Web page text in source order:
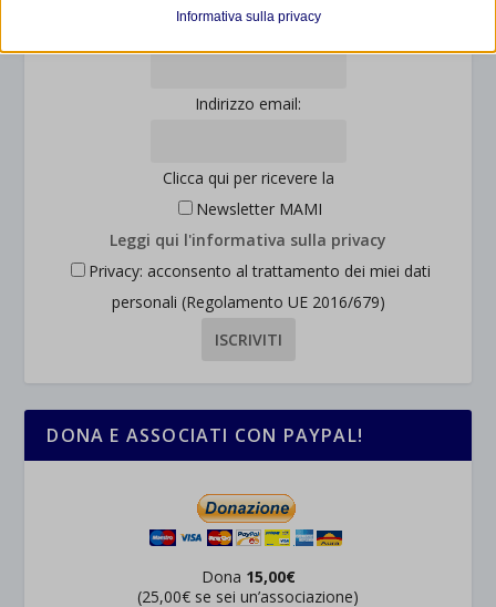
Cognome:
Indirizzo email:
Clicca qui per ricevere la
Newsletter MAMI
Leggi qui l'informativa sulla privacy
Privacy: acconsento al trattamento dei miei dati
personali (Regolamento UE 2016/679)
DONA E ASSOCIATI CON PAYPAL!
Dona 15,00€
(25,00€ se sei un’associazione)
interagiscono con il nostro sito web.
rientrano nelle altre categorie specifiche o che non sono stati
esplicitamente categorizzati.
Mostra dettagli
Informativa sulla privacy